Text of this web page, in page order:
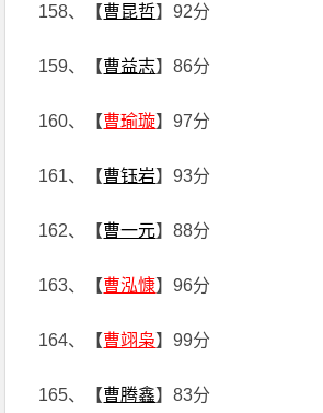
158、【曹昆哲】92分
159、【曹益志】86分
160、【曹瑜璇】97分
161、【曹钰岩】93分
162、【曹一元】88分
163、【曹泓慷】96分
164、【曹翊枭】99分
165、【曹腾鑫】83分